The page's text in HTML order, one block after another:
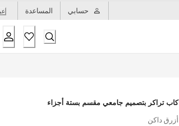
حسابي المساعدة
كاب تراكر بتصميم جامعي مقسم بستة أجزاء
أزرق داكن